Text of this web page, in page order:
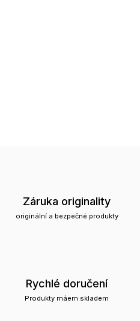
Záruka originality
originální a bezpečné produkty
Rychlé doručení
Produkty máem skladem